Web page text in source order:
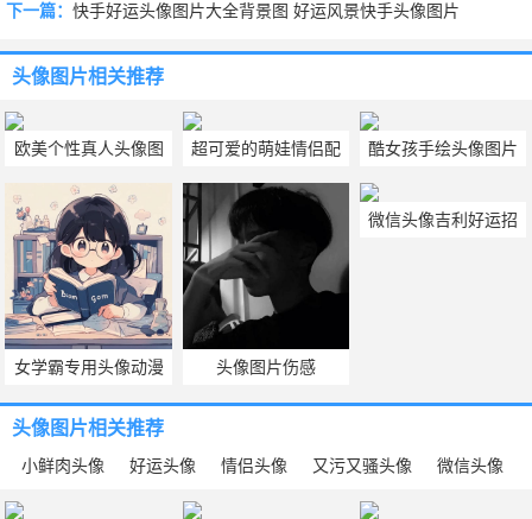
下一篇： 快手好运头像图片大全背景图 好运风景快手头像图片
头像图片相关推荐
欧美个性真人头像图
片大全
超可爱的萌娃情侣配
对高清热门微信头像
酷女孩手绘头像图片
个性头像手绘女酷
女学霸专用头像动漫 头像图片伤感
微信头像吉利好运招
头像图片相关推荐
小鲜肉头像 好运头像 情侣头像 又污又骚头像 微信头像